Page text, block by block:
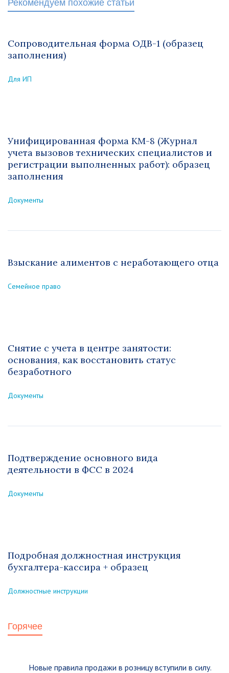
Рекомендуем похожие статьи
Сопроводительная форма ОДВ-1 (образец
заполнения)
Для ИП
Унифицированная форма KM-8 (Журнал
учета вызовов технических специалистов и
регистрации выполненных работ): образец
заполнения
Документы
Взыскание алиментов с неработающего отца
Семейное право
Снятие с учета в центре занятости:
основания, как восстановить статус
безработного
Документы
Подтверждение основного вида
деятельности в ФСС в 2024
Документы
Подробная должностная инструкция
бухгалтера-кассира + образец
Должностные инструкции
Горячее
Новые правила продажи в розницу вступили в силу.